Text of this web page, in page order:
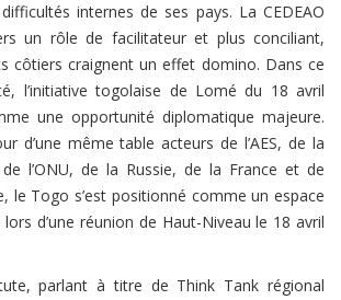
internes de ses pays. La CEDEAO
un rôle de facilitateur et plus conciliant,
côtiers craignent un effet domino. Dans ce
l’initiative togolaise de Lomé du 18 avril
une opportunité diplomatique majeure.
d’une même table acteurs de l’AES, de la
de l’ONU, de la Russie, de la France et de
le Togo s’est positionné comme un espace
d’une réunion de Haut-Niveau le 18 avril
parlant à titre de Think Tank régional